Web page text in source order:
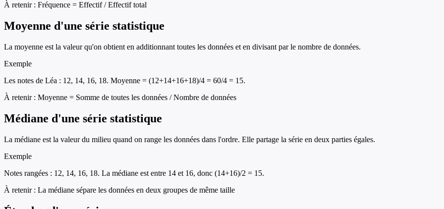
À retenir : Fréquence = Effectif / Effectif total
Moyenne d'une série statistique
La moyenne est la valeur qu'on obtient en additionnant toutes les données et en divisant par le nombre de données.
Exemple
Les notes de Léa : 12, 14, 16, 18. Moyenne = (12+14+16+18)/4 = 60/4 = 15.
À retenir : Moyenne = Somme de toutes les données / Nombre de données
Médiane d'une série statistique
La médiane est la valeur du milieu quand on range les données dans l'ordre. Elle partage la série en deux parties égales.
Exemple
Notes rangées : 12, 14, 16, 18. La médiane est entre 14 et 16, donc (14+16)/2 = 15.
À retenir : La médiane sépare les données en deux groupes de même taille